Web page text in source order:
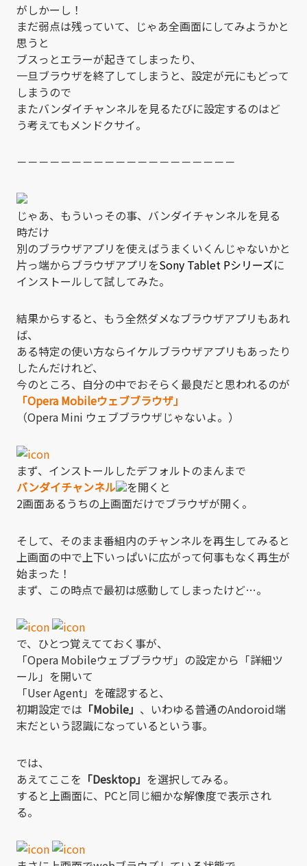
がしかーし！
まだ弱点は残っていて、じゃあ全画面にしてみようかと
思うと
ブスっとエラーが起きてしまったり、
一旦ブラウザを終了してしまうと、設定が元にもどって
しまうので
またバンダイチャンネルを見るたびに設定するのはど
う考えてもメンドクサイ。
－－－－－－－－－－－－－－－－－－－－
じゃあ、もういっその事、バンダイチャンネルを見る
時だけ
別のブラウザアプリを使えばうまくいくんじゃないかと
片っ端からブラウザアプリをSony Tablet Pシリーズに
インストールして試してみた。
結果からすると、もう全然ダメなブラウザアプリもあれ
ば、
ある特定の使い方ならイケルブラウザアプリもあったり
したんだけれど、
今のところ、自分の中でおそらく最良だと思われるのが
「Opera Mobileウェブブラウザ」
（Opera Mini ウェブブラウザじゃないよ。）
まず、インストールしたデフォルトのまんまで
バンダイチャンネル
を開くと
2画面あるうちの上画面だけでブラウザが開く。
そして、そのまま番組内のチャンネルを再生してみると
上画面の中で上下いっぱいに広がって何事もなく再生が
始まった！
まず、この時点で最初は感動してしまったけど…。
で、ひとつ覚えてておく事が、
「Opera Mobileウェブブラウザ」の設定から「詳細ツ
ール」を開いて
「User Agent」を確認すると、
初期設定では 「Mobile」 、いわゆる普通のAndoroid端
末だという認識になっているという事。
では、
あえてここを 「Desktop」 を選択してみる。
すると上画面に、PCと同じ細かな解像度で表示され
る。